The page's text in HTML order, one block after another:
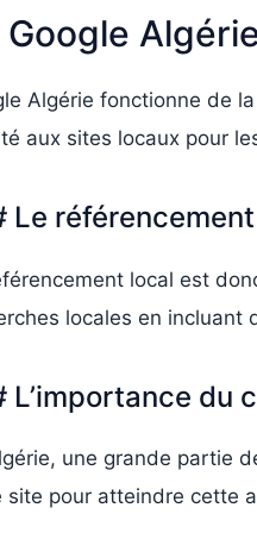
Algérie fonctionne de
aux sites locaux pour
Le
local est
locales en incluant
L’importance du
une grande partie
site pour atteindre cette